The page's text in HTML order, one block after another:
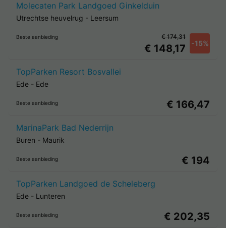
Molecaten Park Landgoed Ginkelduin
Utrechtse heuvelrug - Leersum
Beste aanbieding
€ 148,17 -15%
€ 174,31
TopParken Resort Bosvallei
Ede - Ede
Beste aanbieding € 166,47
MarinaPark Bad Nederrijn
Buren - Maurik
Beste aanbieding € 194
TopParken Landgoed de Scheleberg
Ede - Lunteren
Beste aanbieding € 202,35